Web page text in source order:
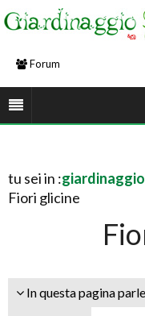
Forum
tu sei in :
Fiori glicine
In questa pagina